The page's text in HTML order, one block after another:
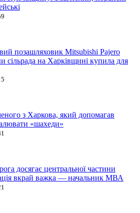
позашляховик Mitsubishi Pajero
сільрада на Харківщині купила для
з Харкова, який допомагав
«шахеди»
досягає центральної частини
вкрай важка — начальник МВА